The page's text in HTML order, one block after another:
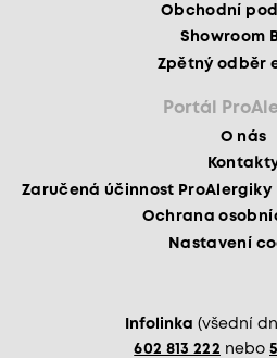
Obchodní
Showroom
Zpětný odběr
Portál
O nás
Zaručená účinnost ProAlergiky
Ochrana
Nastavení
Infolinka (všední
602 813 222 nebo